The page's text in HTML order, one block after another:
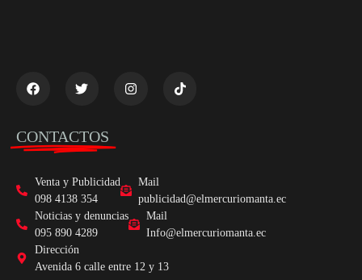
CONTACTOS
Venta y Publicidad
098 4138 354
Mail
publicidad@elmercuriomanta.ec
Noticias y denuncias
095 890 4289
Mail
Info@elmercuriomanta.ec
Dirección
Avenida 6 calle entre 12 y 13